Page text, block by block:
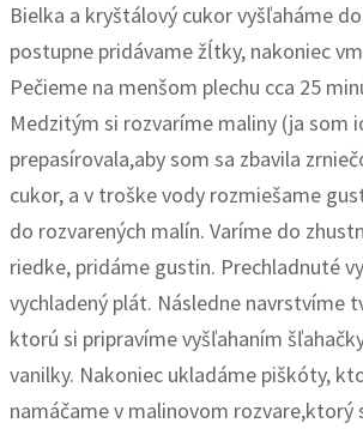
Bielka a kryštálový cukor vyšľaháme
postupne pridávame žĺtky, nakoniec
Pečieme na menšom plechu cca 25
Medzitým si rozvaríme maliny (ja som
prepasírovala,aby som sa zbavila
cukor, a v troške vody rozmiešame
do rozvarených malín. Varíme do
riedke, pridáme gustin. Prechladnuté
vychladený plát. Následne navrstvíme
ktorú si pripravíme vyšľahaním
vanilky. Nakoniec ukladáme piškóty,
namáčame v malinovom rozvare,ktorý